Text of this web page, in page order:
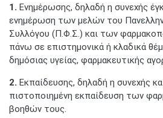
1. Ενημέρωσης, δηλαδή η συνεχής
ενημέρωση των μελών του
Συλλόγου (Π.Φ.Σ.) και των
πάνω σε επιστημονικά ή κλαδικά
δημόσιας υγείας, φαρμακευτικής
2. Εκπαίδευσης, δηλαδή η συνεχής
πιστοποιημένη εκπαίδευση των
βοηθών τους.